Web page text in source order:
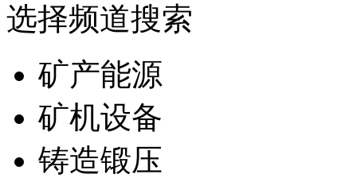
选择频道搜索
矿产能源
矿机设备
铸造锻压